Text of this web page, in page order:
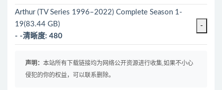
Arthur (TV Series 1996–2022) Complete Season 1-
19(83.44 GB)
-
- -清晰度: 480
声明： 本站所有下载链接均为网络公开资源进行收集,如果不小心
侵犯的你的权益，可以联系删除。